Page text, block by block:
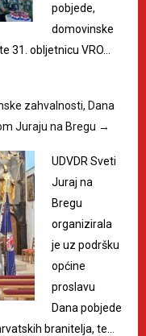
pobjede,
domovinske
31. obljetnicu VRO…
zahvalnosti, Dana
Juraju na Bregu →
UDVDR Sveti
Juraj na
Bregu
organizirala
je uz podršku
općine
proslavu
Dana pobjede
branitelja, te…